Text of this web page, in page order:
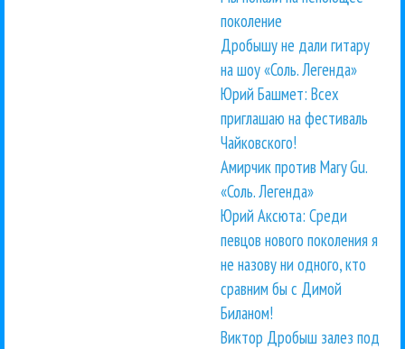
поколение
Дробышу не дали гитару
на шоу «Соль. Легенда»
Юрий Башмет: Всех
приглашаю на фестиваль
Чайковского!
Амирчик против Mary Gu.
«Соль. Легенда»
Юрий Аксюта: Среди
певцов нового поколения я
не назову ни одного, кто
сравним бы с Димой
Биланом!
Виктор Дробыш залез под